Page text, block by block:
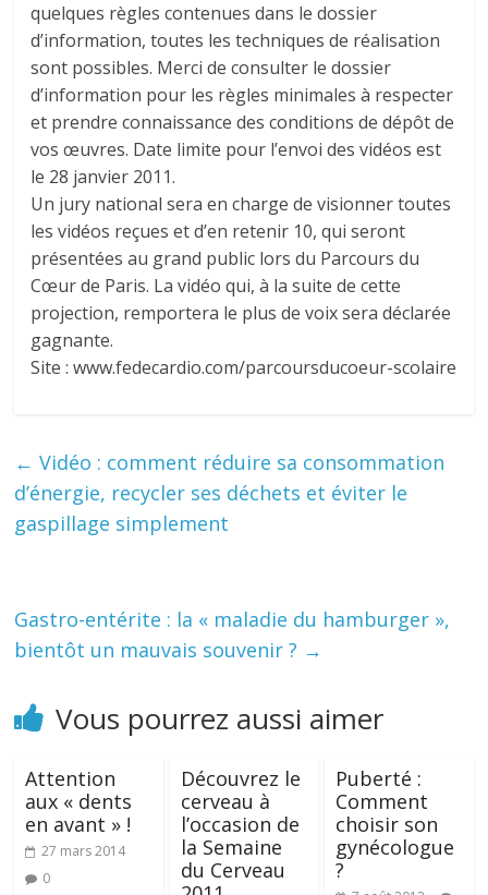
quelques règles contenues dans le dossier
d’information, toutes les techniques de réalisation
sont possibles. Merci de consulter le dossier
d’information pour les règles minimales à respecter
et prendre connaissance des conditions de dépôt de
vos œuvres. Date limite pour l’envoi des vidéos est
le 28 janvier 2011.
Un jury national sera en charge de visionner toutes
les vidéos reçues et d’en retenir 10, qui seront
présentées au grand public lors du Parcours du
Cœur de Paris. La vidéo qui, à la suite de cette
projection, remportera le plus de voix sera déclarée
gagnante.
Site : www.fedecardio.com/parcoursducoeur-scolaire
← Vidéo : comment réduire sa consommation
d’énergie, recycler ses déchets et éviter le
gaspillage simplement
Gastro-entérite : la « maladie du hamburger »,
bientôt un mauvais souvenir ? →
Vous pourrez aussi aimer
Attention
aux « dents
en avant » !
27 mars 2014
0
Découvrez le
cerveau à
l’occasion de
la Semaine
du Cerveau
Puberté :
Comment
choisir son
gynécologue
?